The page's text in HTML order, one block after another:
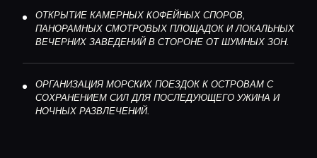
ОТКРЫТИЕ КАМЕРНЫХ КОФЕЙНЫХ СПОРОВ,
ПАНОРАМНЫХ СМОТРОВЫХ ПЛОЩАДОК И ЛОКАЛЬНЫХ
ВЕЧЕРНИХ ЗАВЕДЕНИЙ В СТОРОНЕ ОТ ШУМНЫХ ЗОН.
ОРГАНИЗАЦИЯ МОРСКИХ ПОЕЗДОК К ОСТРОВАМ С
СОХРАНЕНИЕМ СИЛ ДЛЯ ПОСЛЕДУЮЩЕГО УЖИНА И
НОЧНЫХ РАЗВЛЕЧЕНИЙ.